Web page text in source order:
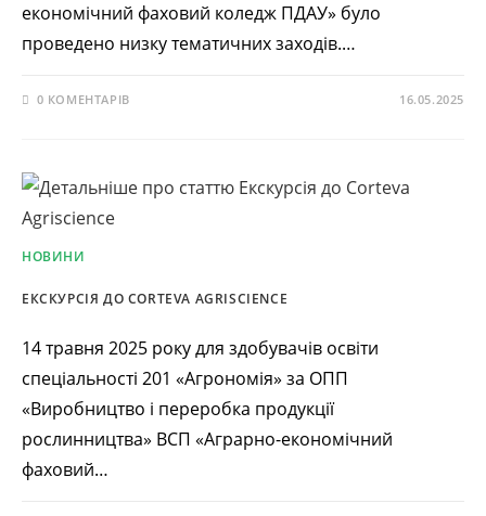
економічний фаховий коледж ПДАУ» було
проведено низку тематичних заходів.…
0 КОМЕНТАРІВ 16.05.2025
НОВИНИ
ЕКСКУРСІЯ ДО CORTEVA AGRISCIENCE
14 травня 2025 року для здобувачів освіти
спеціальності 201 «Агрономія» за ОПП
«Виробництво і переробка продукції
рослинництва» ВСП «Аграрно-економічний
фаховий…